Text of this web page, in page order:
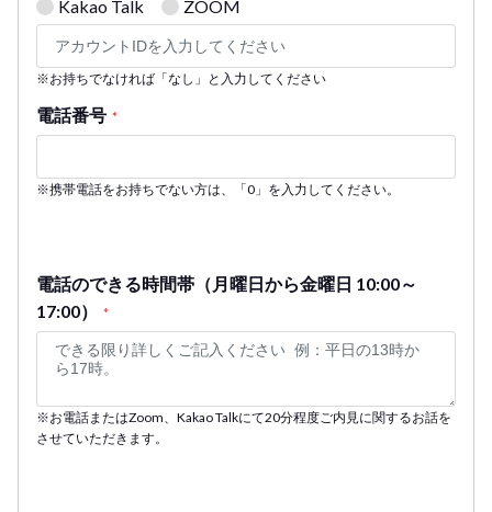
Kakao Talk ZOOM
※お持ちでなければ「なし」と入力してください
電話番号 *
※携帯電話をお持ちでない方は、「0」を入力してください。
電話のできる時間帯（月曜日から金曜日 10:00～
17:00）
*
※お電話またはZoom、Kakao Talkにて20分程度ご内見に関するお話を
させていただきます。